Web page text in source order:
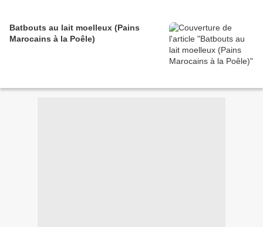
Batbouts au lait moelleux (Pains
Marocains à la Poêle)